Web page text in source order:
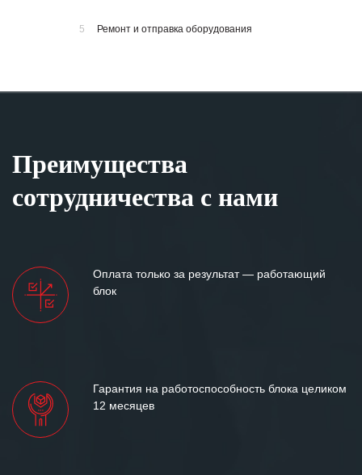
5 Ремонт и отправка оборудования
Преимущества
сотрудничества с нами
Оплата только за результат — работающий
блок
Гарантия на работоспособность блока целиком
12 месяцев